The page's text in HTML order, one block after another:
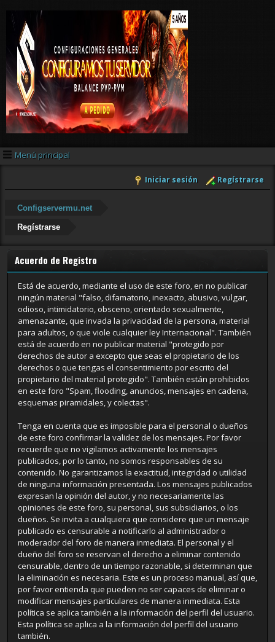
Menú principal
Iniciar sesión Regístrarse
Configservermu.net
Regístrarse
Acuerdo de Registro
Está de acuerdo, mediante el uso de este foro, en no publicar
ningún material "falso, difamatorio, inexacto, abusivo, vulgar,
odioso, intimidatorio, obsceno, orientado sexualmente,
amenazante, que invada la privacidad de la persona, material
para adultos, o que viole cualquier ley Internacional". También
está de acuerdo en no publicar material "protegido por
derechos de autor a excepto que seas el propietario de los
derechos o que tengas el consentimiento por escrito del
propietario del material protegido". También están prohibidos
en este foro "Spam, flooding, anuncios, mensajes en cadena,
esquemas piramidales, y colectas".
Tenga en cuenta que es imposible para el personal o dueños
de este foro confirmar la validez de los mensajes. Por favor
recuerde que no vigilamos activamente los mensajes
publicados, por lo tanto, no somos responsables de su
contenido. No garantizamos la exactitud, integridad o utilidad
de ninguna información presentada. Los mensajes publicados
expresan la opinión del autor, y no necesariamente las
opiniones de este foro, su personal, sus subsidiarios, o los
dueños. Se invita a cualquiera que considere que un mensaje
publicado es censurable a notificarlo al administrador o
moderador del foro de manera inmediata. El personal y el
dueño del foro se reservan el derecho a eliminar contenido
censurable, dentro de un tiempo razonable, si determinan que
la eliminación es necesaria. Este es un proceso manual, así que,
por favor entienda que pueden no ser capaces de eliminar o
modificar mensajes particulares de manera inmediata. Esta
política se aplica también a la información del perfil del usuario.
Esta política se aplica a la información del perfil del usuario
también.